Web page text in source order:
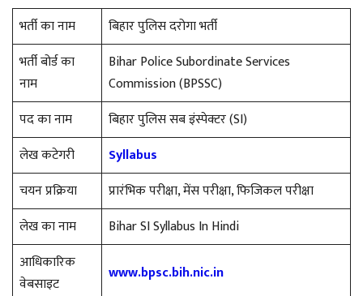
भर्ती का नाम
बिहार पुलिस दरोगा भर्ती
भर्ती बोर्ड का
नाम
Bihar Police Subordinate Services
Commission (BPSSC)
पद का नाम
बिहार पुलिस सब इंस्पेक्टर (SI)
लेख कटेगरी
Syllabus
चयन प्रक्रिया
प्रारंभिक परीक्षा, मेंस परीक्षा, फिजिकल परीक्षा
लेख का नाम
Bihar SI Syllabus In Hindi
आधिकारिक
वेबसाइट
www.bpsc.bih.nic.in